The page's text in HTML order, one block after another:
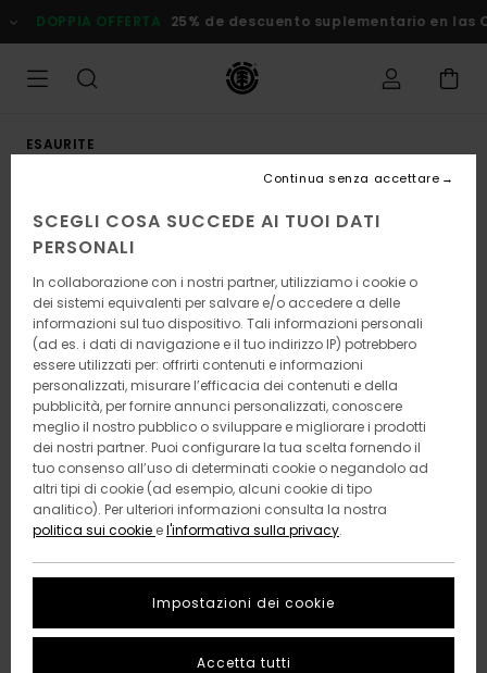
alle
informazioni
prodotto
DOPPIA OFFERTA 25% de descuento suplementario en las
ESAURITE
SCEGLI COSA SUCCEDE AI TUOI DATI
PERSONALI
In collaborazione con i nostri partner, utilizziamo i cookie o
dei sistemi equivalenti per salvare e/o accedere a delle
informazioni sul tuo dispositivo. Tali informazioni personali
(ad es. i dati di navigazione e il tuo indirizzo IP) potrebbero
essere utilizzati per: offrirti contenuti e informazioni
personalizzati, misurare l’efficacia dei contenuti e della
pubblicità, per fornire annunci personalizzati, conoscere
meglio il nostro pubblico o sviluppare e migliorare i prodotti
dei nostri partner. Puoi configurare la tua scelta fornendo il
tuo consenso all’uso di determinati cookie o negandolo ad
altri tipi di cookie (ad esempio, alcuni cookie di tipo
analitico). Per ulteriori informazioni consulta la nostra
politica sui cookie el'informativa sulla privacy.
Impostazioni dei cookie
Continua senza accettare
Accetta tutti